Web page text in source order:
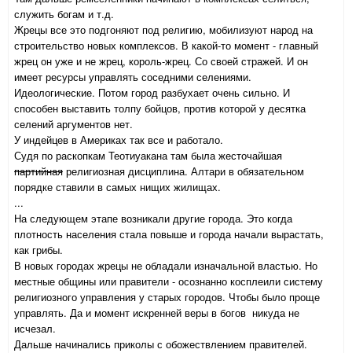
служить богам и т.д.
Жрецы все это подгоняют под религию, мобилизуют народ на
строительство новых комплексов. В какой-то момент - главный
жрец он уже и не жрец, король-жрец. Со своей стражей. И он
имеет ресурсы управлять соседними селениями.
Идеологические. Потом город разбухает очень сильно. И
способен выставить толпу бойцов, против которой у десятка
селений аргументов нет.
У индейцев в Америках так все и работало.
Судя по раскопкам Теотиуакана там была жесточайшая
партийная религиозная дисциплина. Алтари в обязательном
порядке ставили в самых нищих жилищах.
...
На следующем этапе возникали другие города. Это когда
плотность населения стала повыше и города начали вырастать,
как грибы.
В новых городах жрецы не обладали изначальной властью. Но
местные общины или правители - осознанно косплеили систему
религиозного управления у старых городов. Чтобы было проще
управлять. Да и момент искренней веры в богов никуда не
исчезал.
Дальше начинались приколы с обожествлением правителей.